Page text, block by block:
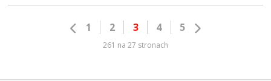
1 2 3 4 5
261 na 27 stronach